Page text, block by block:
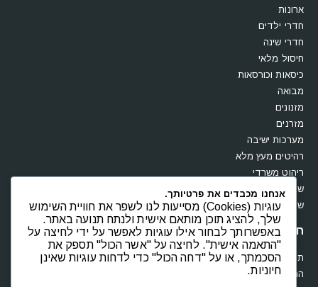
ארונות
חדרי ילדים
חדרי שינה
חיסול מלאי
כיסאות וכורסאות
מבואה
מזנונים
מזרנים
מערכות ישיבה
רהיטים מעץ מלא
ריהוט משרדי
שולחנות
שידות וקומודות
חנות
תקנון
החשבון שלי
אנחנו מכבדים את פרטיותך.
עוגיות (Cookies) מסייעות לנו לשפר את חוויית השימוש
שלך, להציג תוכן מותאם אישית ולנתח תנועה באתר.
באפשרותך לבחור אילו עוגיות לאפשר על ידי לחיצה על
"התאמה אישית". לחיצה על "אשר הכול" תספק את
הסכמתך, או על "דחה הכול" כדי לדחות עוגיות שאינן
חיוניות.